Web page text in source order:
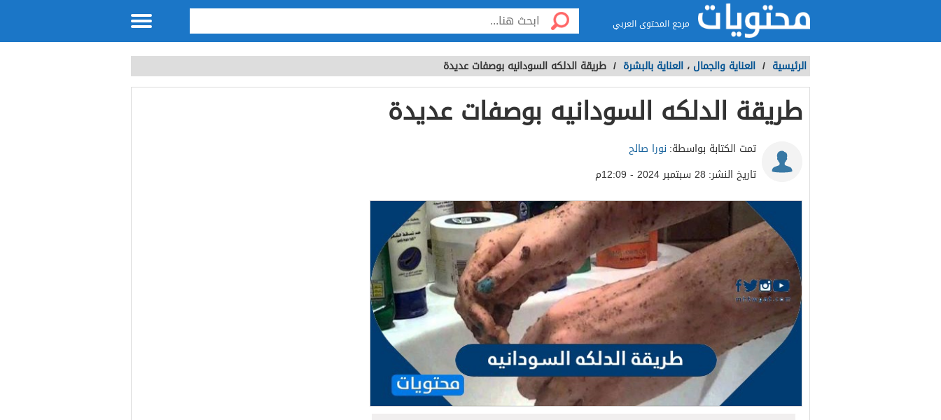
مرجع المحتوى العربي
الرئيسية / العناية والجمال ، العناية بالبشرة / طريقة الدلكه السودانيه بوصفات عديدة
طريقة الدلكه السودانيه بوصفات عديدة
تمت الكتابة بواسطة: نورا صالح
تاريخ النشر: 28 سبتمبر 2024 - 12:09م